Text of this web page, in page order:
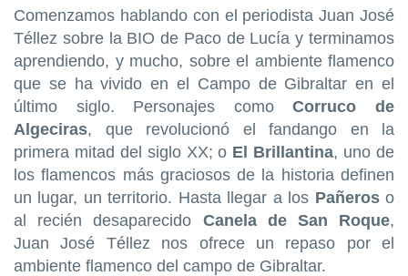
Comenzamos hablando con el periodista Juan José
Téllez sobre la BIO de Paco de Lucía y terminamos
aprendiendo, y mucho, sobre el ambiente flamenco
que se ha vivido en el Campo de Gibraltar en el
último siglo. Personajes comoCorruco de
Algeciras, que revolucionó el fandango en la
primera mitad del siglo XX; o El Brillantina, uno de
los flamencos más graciosos de la historia definen
un lugar, un territorio. Hasta llegar a los Pañeroso
al recién desaparecido Canela de San Roque,
Juan José Téllez nos ofrece un repaso por el
ambiente flamenco del campo de Gibraltar.